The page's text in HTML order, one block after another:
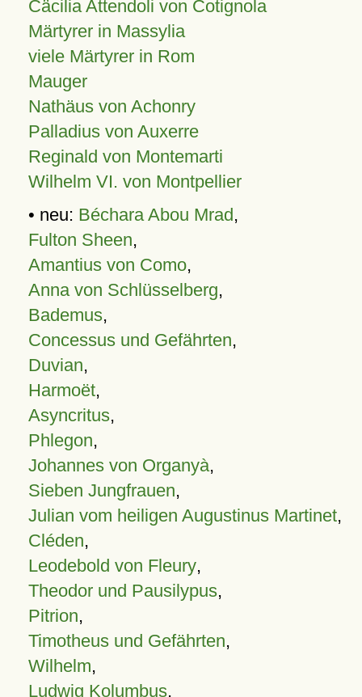
Cäcilia Attendoli von Cotignola
Märtyrer in Massylia
viele Märtyrer in Rom
Mauger
Nathäus von Achonry
Palladius von Auxerre
Reginald von Montemarti
Wilhelm VI. von Montpellier
• neu: Béchara Abou Mrad,
Fulton Sheen,
Amantius von Como,
Anna von Schlüsselberg,
Bademus,
Concessus und Gefährten,
Duvian,
Harmoët,
Asyncritus,
Phlegon,
Johannes von Organyà,
Sieben Jungfrauen,
Julian vom heiligen Augustinus Martinet,
Cléden,
Leodebold von Fleury,
Theodor und Pausilypus,
Pitrion,
Timotheus und Gefährten,
Wilhelm,
Ludwig Kolumbus,